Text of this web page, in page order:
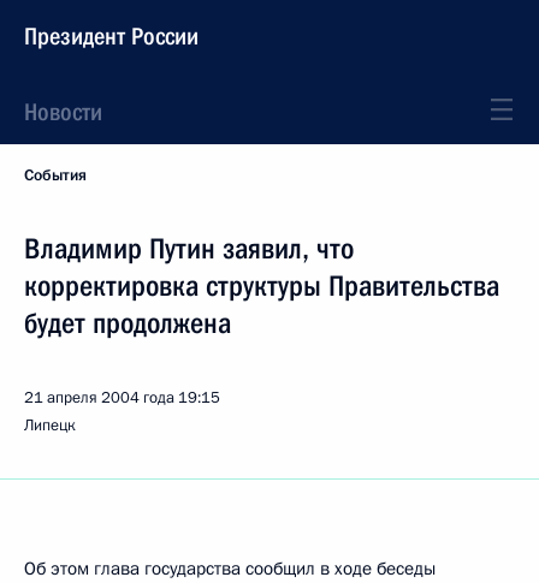
Президент России
Новости
События
Владимир Путин заявил, что
корректировка структуры Правительства
будет продолжена
21 апреля 2004 года 19:15
Липецк
Об этом глава государства сообщил в ходе беседы